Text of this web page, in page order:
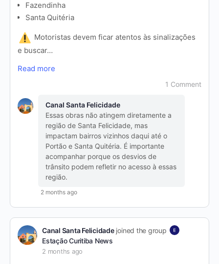
Fazendinha
Santa Quitéria
Motoristas devem ficar atentos às sinalizações
e buscar…
Read more
1 Comment
Canal Santa Felicidade
Essas obras não atingem diretamente a
região de Santa Felicidade, mas
impactam bairros vizinhos daqui até o
Portão e Santa Quitéria. É importante
acompanhar porque os desvios de
trânsito podem refletir no acesso à essas
região.
2 months ago
Canal Santa Felicidadejoined the group
Estação Curitiba News
2 months ago